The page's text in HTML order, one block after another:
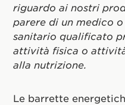
riguardo ai nostri
parere di un medico
sanitario qualificato
attività fisica o
alla nutrizione.
Le barrette